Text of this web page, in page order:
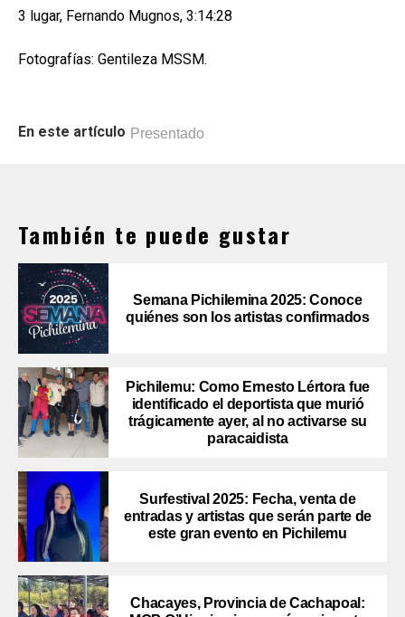
3 lugar, Fernando Mugnos, 3:14:28
Fotografías: Gentileza MSSM.
En este artículo Presentado
También te puede gustar
Semana Pichilemina 2025: Conoce
quiénes son los artistas confirmados
Pichilemu: Como Ernesto Lértora fue
identificado el deportista que murió
trágicamente ayer, al no activarse su
paracaidista
Surfestival 2025: Fecha, venta de
entradas y artistas que serán parte de
este gran evento en Pichilemu
Chacayes, Provincia de Cachapoal: